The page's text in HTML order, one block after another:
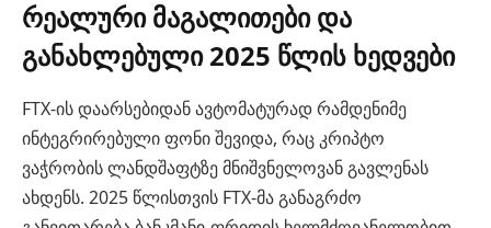
რეალური მაგალითები და
განახლებული 2025 წლის ხედვები
FTX-ის დაარსებიდან ავტომატურად რამდენიმე
ინტეგრირებული ფონი შევიდა, რაც კრიპტო
ვაჭრობის ლანდშაფტზე მნიშვნელოვან გავლენას
ახდენს. 2025 წლისთვის FTX-მა განაგრძო